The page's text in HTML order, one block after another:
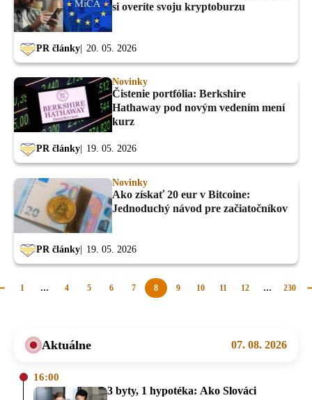
si overíte svoju kryptoburzu
PR články 20. 05. 2026
Novinky
Čistenie portfólia: Berkshire
Hathaway pod novým vedením mení
kurz
PR články 19. 05. 2026
Novinky
Ako získať 20 eur v Bitcoine:
Jednoduchý návod pre začiatočníkov
PR články 19. 05. 2026
1 … 4 5 6 7 8 9 10 11 12 … 230
Aktuálne 07. 08. 2026
16:00
3 byty, 1 hypotéka: Ako Slováci